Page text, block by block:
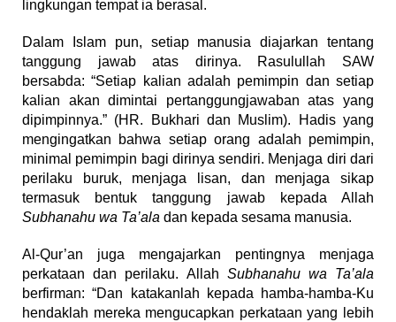
lingkungan tempat ia berasal.
Dalam Islam pun, setiap manusia diajarkan tentang
tanggung jawab atas dirinya. Rasulullah SAW
bersabda: “Setiap kalian adalah pemimpin dan setiap
kalian akan dimintai pertanggungjawaban atas yang
dipimpinnya.” (HR. Bukhari dan Muslim). Hadis yang
mengingatkan bahwa setiap orang adalah pemimpin,
minimal pemimpin bagi dirinya sendiri. Menjaga diri dari
perilaku buruk, menjaga lisan, dan menjaga sikap
termasuk bentuk tanggung jawab kepada Allah
Subhanahu wa Ta’ala dan kepada sesama manusia.
Al-Qur’an juga mengajarkan pentingnya menjaga
perkataan dan perilaku. Allah Subhanahu wa Ta’ala
berfirman: “Dan katakanlah kepada hamba-hamba-Ku
hendaklah mereka mengucapkan perkataan yang lebih